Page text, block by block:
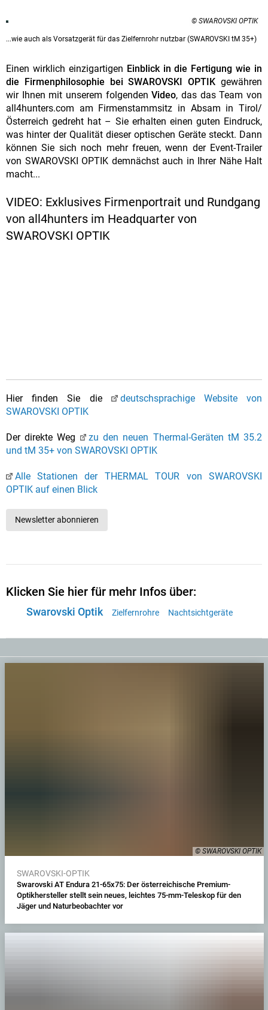
© SWAROVSKI OPTIK
...wie auch als Vorsatzgerät für das Zielfernrohr nutzbar (SWAROVSKI tM 35+)
Einen wirklich einzigartigen Einblick in die Fertigung wie in
die Firmenphilosophie bei SWAROVSKI OPTIK gewähren
wir Ihnen mit unserem folgendenVideo, das das Team von
all4hunters.com am Firmenstammsitz in Absam in Tirol/
Österreich gedreht hat – Sie erhalten einen guten Eindruck,
was hinter der Qualität dieser optischen Geräte steckt. Dann
können Sie sich noch mehr freuen, wenn der Event-Trailer
von SWAROVSKI OPTIK demnächst auch in Ihrer Nähe Halt
macht...
VIDEO: Exklusives Firmenportrait und Rundgang
von all4hunters im Headquarter von
SWAROVSKI OPTIK
Hier finden Sie die
deutschsprachige Website von
SWAROVSKI OPTIK
Der direkte Weg
zu den neuen Thermal-Geräten tM 35.2
und tM 35+ von SWAROVSKI OPTIK
Alle Stationen der THERMAL TOUR von SWAROVSKI
OPTIK auf einen Blick
Newsletter abonnieren
Klicken Sie hier für mehr Infos über:
Swarovski Optik Zielfernrohre Nachtsichtgeräte
© SWAROVSKI OPTIK
SWAROVSKI-OPTIK
Swarovski AT Endura 21-65x75: Der österreichische Premium-
Optikhersteller stellt sein neues, leichtes 75-mm-Teleskop für den
Jäger und Naturbeobachter vor